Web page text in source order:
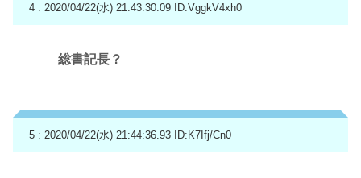
4 : 2020/04/22(水) 21:43:30.09 ID:VggkV4xh0
総書記長？
5 : 2020/04/22(水) 21:44:36.93 ID:K7Ifj/Cn0